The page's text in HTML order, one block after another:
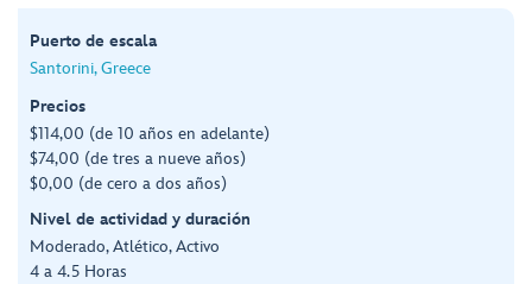
Puerto de escala
Santorini, Greece
Precios
$114,00 (de 10 años en adelante)
$74,00 (de tres a nueve años)
$0,00 (de cero a dos años)
Nivel de actividad y duración
Moderado, Atlético, Activo
4 a 4.5 Horas